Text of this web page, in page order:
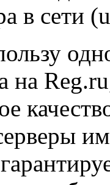
в сети
на